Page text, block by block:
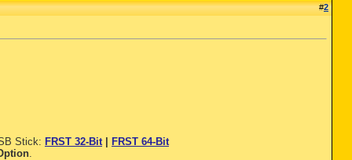
#2
Stick: FRST 32-Bit
FRST 64-Bit